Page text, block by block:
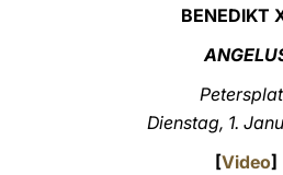
BENEDIKT
Dienstag, 1.
[Video]